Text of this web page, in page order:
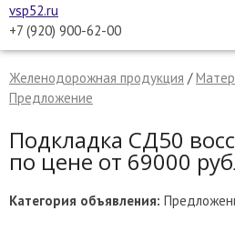
vsp52.ru
+7 (920) 900-62-00
Желенодорожная продукция /
Предложение
Подкладка СД50
по цене от 69000
Категория объявления: